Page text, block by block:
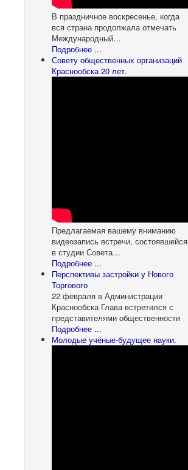
В праздничное воскресенье, когда
вся страна продолжала отмечать
Международный…
Подробнее ...
Совету общественных организаций
Краснообска 20 лет.
Предлагаемая вашему вниманию
видеозапись встречи, состоявшейся
в студии Совета…
Подробнее ...
Перспективы застройки у Нового
Торгового
22 февраля в Администрации
Краснообска Глава встретился с
представителями общественности
Подробнее ...
Молодые учёные-будущее науки.